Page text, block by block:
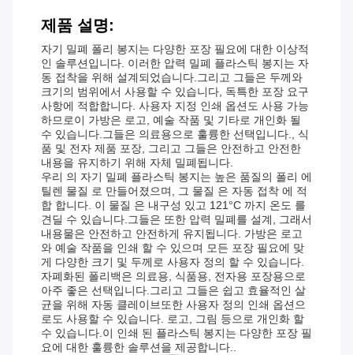
제품 설명:
자기 밀폐 폴리 봉지는 다양한 포장 필요에 대한 이상적
인 솔루션입니다. 이러한 압력 밀폐 플라스틱 봉지는 자
동 접착을 위해 설계되었습니다.그리고 그들은 두께와
크기의 범위에서 사용할 수 있습니다, 독특한 포장 요구
사항에 적합합니다. 사용자 지정 인쇄 옵션도 사용 가능
하므로이 가방은 로고, 예술 작품 및 기타로 개인화 될
수 있습니다.그들은 의료용으로 훌륭한 선택입니다., 식
품 및 전자 제품 포장, 그리고 그들은 안전하고 안전한
내용을 유지하기 위해 자체 밀폐됩니다.
우리 의 자기 밀폐 플라스틱 봉지는 높은 품질의 폴리 에
틸렌 물질 로 만들어졌으며, 그 물질 은 자동 접착 에 적
합 합니다. 이 물질 은 내구성 있고 121°C 까지 온도 를
견딜 수 있습니다.그들은 또한 압력 밀폐를 설계, 그래서
내용물은 안전하고 안전하게 유지됩니다. 가방은 로고
와 예술 작품을 인쇄 할 수 있으며 모든 포장 필요에 맞
게 다양한 크기 및 두께로 사용자 정의 할 수 있습니다.
자폐화된 폴리백은 의료용, 식품용, 전자용 포장용으로
아주 좋은 선택입니다.그리고 그들은 쉽고 효율적인 살
균을 위해 자동 클레이브또한 사용자 정의 인쇄 옵션으
로도 사용할 수 있습니다. 로고, 그림 등으로 개인화 할
수 있습니다.이 인쇄 된 플라스틱 봉지는 다양한 포장 필
요에 대한 훌륭한 솔루션을 제공합니다..